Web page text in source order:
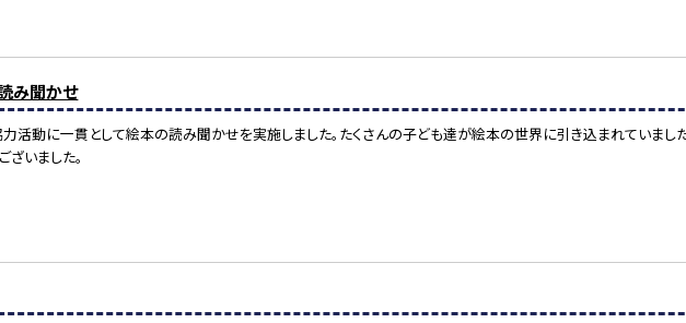
み聞かせ
力活動に一貫として絵本の読み聞かせを実施しました。たくさんの子ども達が絵本の世界に引き込まれていまし
ざいました。